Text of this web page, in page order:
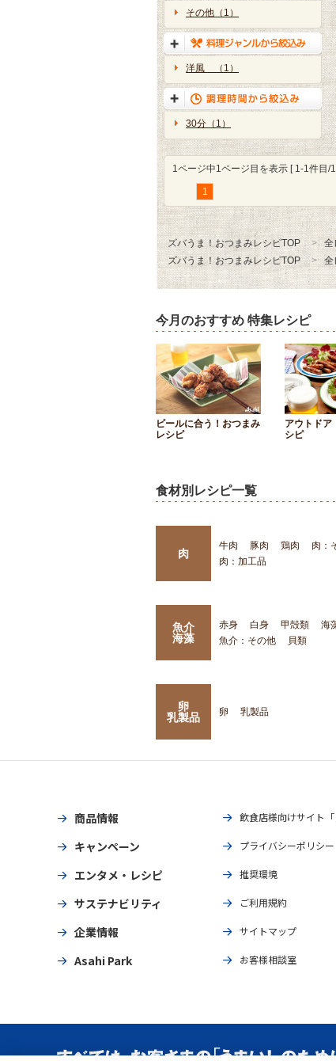
その他（1）
洋風 （1）
30分（1）
1ページ中1ページ目を表示 [ 1-1件目/
1
ズバうま！おつまみレシピTOP 全
ズバうま！おつまみレシピTOP
全
今月のおすすめ 特集レシピ
ビールに合う！おつまみ
レシピ
アウトドア
シピ
食材別レシピ一覧
肉
牛肉 豚肉 鶏肉
肉：
肉：加工品
魚介
海藻
赤身 白身 甲殻類
海
魚介：その他
貝類
卵
乳製品
卵 乳製品
商品情報
キャンペーン
エンタメ・レシピ
サステナビリティ
企業情報
Asahi Park
飲食店様向けサイト「
プライバシーポリシー
推奨環境
ご利用規約
サイトマップ
お客様相談室